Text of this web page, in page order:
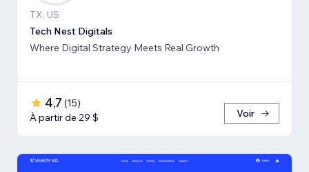
TX, US
Tech Nest Digitals
Where Digital Strategy Meets Real Growth
4,7 (15)
À partir de 29 $
Voir